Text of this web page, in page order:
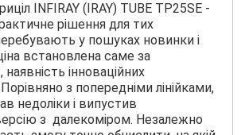
INFIRAY (IRAY) TUBE TP25SE -
рішення для тих
у пошуках новинки і
встановлена саме за
інноваційних
з попередніми лінійками,
недоліки і випустив
з далекоміром. Незалежно